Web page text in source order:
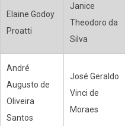
Elaine Godoy
Proatti
Janice
Theodoro da
Silva
André
Augusto de
Oliveira
Santos
José Geraldo
Vinci de
Moraes